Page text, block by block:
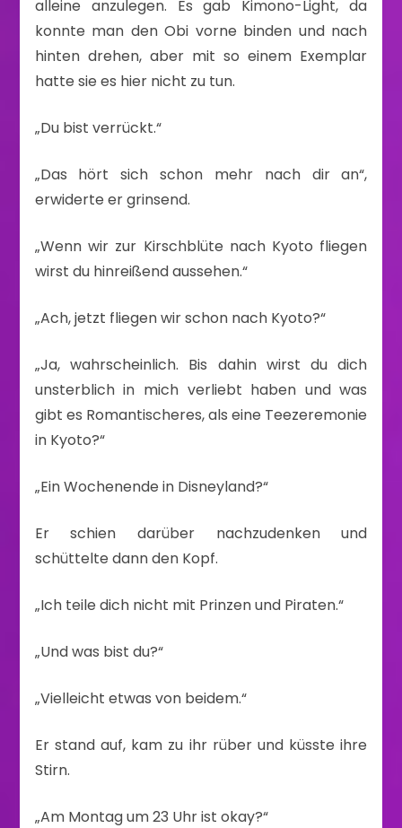
alleine anzulegen. Es gab Kimono-Light, da
konnte man den Obi vorne binden und nach
hinten drehen, aber mit so einem Exemplar
hatte sie es hier nicht zu tun.
„Du bist verrückt.“
„Das hört sich schon mehr nach dir an“,
erwiderte er grinsend.
„Wenn wir zur Kirschblüte nach Kyoto fliegen
wirst du hinreißend aussehen.“
„Ach, jetzt fliegen wir schon nach Kyoto?“
„Ja, wahrscheinlich. Bis dahin wirst du dich
unsterblich in mich verliebt haben und was
gibt es Romantischeres, als eine Teezeremonie
in Kyoto?“
„Ein Wochenende in Disneyland?“
Er schien darüber nachzudenken und
schüttelte dann den Kopf.
„Ich teile dich nicht mit Prinzen und Piraten.“
„Und was bist du?“
„Vielleicht etwas von beidem.“
Er stand auf, kam zu ihr rüber und küsste ihre
Stirn.
„Am Montag um 23 Uhr ist okay?“